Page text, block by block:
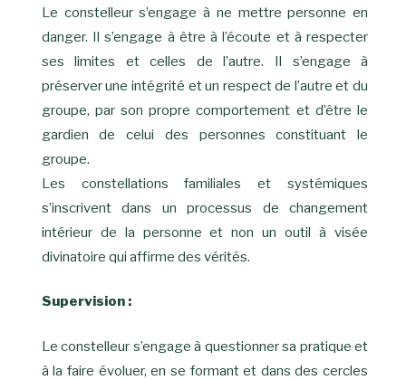
Le constelleur s’engage à ne mettre personne en
danger. Il s’engage à être à l’écoute et à respecter
ses limites et celles de l’autre. Il s’engage à
préserver une intégrité et un respect de l’autre et du
groupe, par son propre comportement et d’être le
gardien de celui des personnes constituant le
groupe.
Les constellations familiales et systémiques
s’inscrivent dans un processus de changement
intérieur de la personne et non un outil à visée
divinatoire qui affirme des vérités.
Supervision :
Le constelleur s’engage à questionner sa pratique et
à la faire évoluer, en se formant et dans des cercles